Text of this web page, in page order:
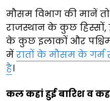
मौसम विभाग की मानें तो
राजस्थान के कुछ हिस्सों,
के कुछ इलाकों और
में रातों के मौसम के
है।
कल कहां हुई बारिश व